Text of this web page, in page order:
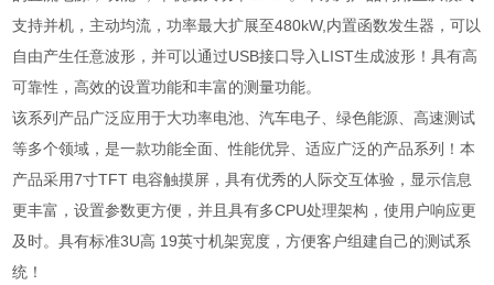
支持并机，主动均流，功率最大扩展至480kW,内置函数发生器，可以
自由产生任意波形，并可以通过USB接口导入LIST生成波形！具有高
可靠性，高效的设置功能和丰富的测量功能。
该系列产品广泛应用于大功率电池、汽车电子、绿色能源、高速测试
等多个领域，是一款功能全面、性能优异、适应广泛的产品系列！本
产品采用7寸TFT 电容触摸屏，具有优秀的人际交互体验，显示信息
更丰富，设置参数更方便，并且具有多CPU处理架构，使用户响应更
及时。具有标准3U高 19英寸机架宽度，方便客户组建自己的测试系
统！